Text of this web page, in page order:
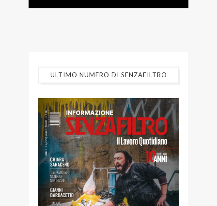
ULTIMO NUMERO DI SENZAFILTRO